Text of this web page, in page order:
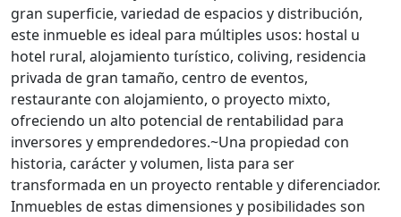
gran superficie, variedad de espacios y distribución,
este inmueble es ideal para múltiples usos: hostal u
hotel rural, alojamiento turístico, coliving, residencia
privada de gran tamaño, centro de eventos,
restaurante con alojamiento, o proyecto mixto,
ofreciendo un alto potencial de rentabilidad para
inversores y emprendedores.~Una propiedad con
historia, carácter y volumen, lista para ser
transformada en un proyecto rentable y diferenciador.
Inmuebles de estas dimensiones y posibilidades son